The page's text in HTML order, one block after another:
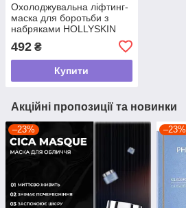
Охолоджувальна ліфтинг-
маска для боротьби з
набряками HOLLYSKIN
Artichoke. Skin Perfecting
Mask, 250 г
492 ₴
Купити
Акційні пропозиції та новинки
–23% –23%